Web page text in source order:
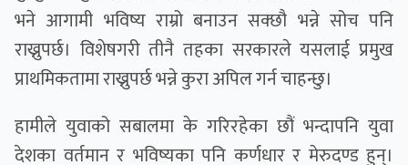
भने आगामी भविष्य राम्रो बनाउन सक्छौ भन्ने सोच पनि
राख्नुपर्छ। विशेषगरी तीनै तहका सरकारले यसलाई प्रमुख
प्राथमिकतामा राख्नुपर्छ भन्ने कुरा अपिल गर्न चाहन्छु।
हामीले युवाको सबालमा के गरिरहेका छौं भन्दापनि युवा
देशका वर्तमान र भविष्यका पनि कर्णधार र मेरुदण्ड हुन्।